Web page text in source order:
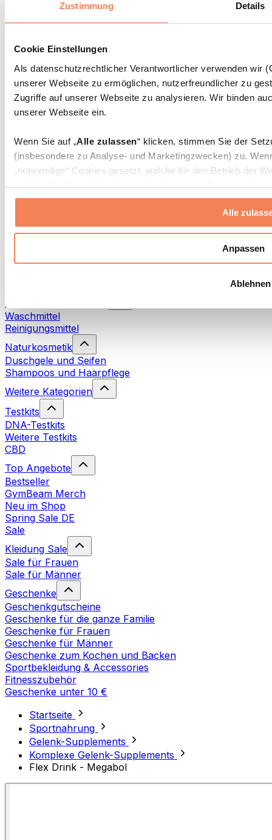
Zustimmung Details
Cookie Einstellungen
Als datenschutzrechtlicher Verantwortlicher verwenden wir
unserer Webseite zu ermöglichen, nutzerfreundlicher zu
Zugriffe auf unserer Webseite zu analysieren. Wir binden
unserer Webseite ein.
Wenn Sie auf „Alle zulassen“ klicken, stimmen Sie der
(insbesondere zu Analyse- und Marketingzwecken) zu.
„notwendige“ Cookies gesetzt, welche für den Betrieb der
individuelle Auswahl treffen, indem Sie unter „Anpassen“
erlauben“ klicken.
Weitere Informationen über die Verarbeitung Ihrer Daten
Datenschutzerklärung
Alle
Anpassen
Ablehnen
Weiteres Trainingszubehör
Massagegeräte
Faszien- und Massagerollen
Weitere Rehabilitationshilfen
Taschen & Rucksäcke
Essenstaschen und Meal-Prep-Zubehör
Zubehör nach Aktivität
Laufen
Kampfsport
Radfahren
Schwimmen
Nachhaltiger Haushalt
Waschmittel
Reinigungsmittel
Naturkosmetik
Duschgele und Seifen
Shampoos und Haarpflege
Weitere Kategorien
Testkits
DNA-Testkits
Weitere Testkits
CBD
Top Angebote
Bestseller
GymBeam Merch
Neu im Shop
Spring Sale DE
Sale
Kleidung Sale
Sale für Frauen
Sale für Männer
Geschenke
Geschenkgutscheine
Geschenke für die ganze Familie
Geschenke für Frauen
Geschenke für Männer
Geschenke zum Kochen und Backen
Sportbekleidung & Accessories
Fitnesszubehör
Geschenke unter 10 €
Startseite
Sportnahrung
Gelenk-Supplements
Komplexe Gelenk-Supplements
Flex Drink - Megabol